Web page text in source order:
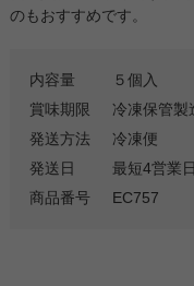
のもおすすめです。
内容量
５個入
賞味期限
冷凍保管
発送方法
冷凍便
発送日
最短4営業
商品番号
EC757